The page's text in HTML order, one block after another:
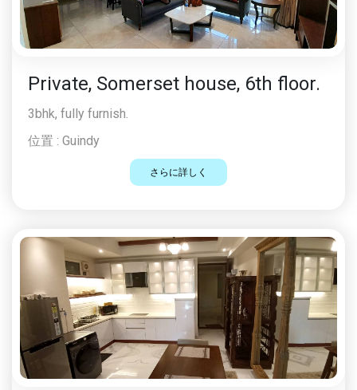
Private, Somerset house, 6th floor.
3bhk, fully furnish.
位置 : Guindy
さらに詳しく